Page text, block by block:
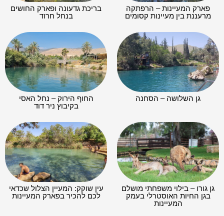
פארק המעיינות – הרפתקה
מרעננת בין מעיינות קסומים
בריכת גדעונה ופארק החושים
בנחל חרוד
גן השלושה – הסחנה
החוף הירוק – נחל האסי
בקיבוץ ניר דוד
גן גורו – בילוי משפחתי מושלם
בגן החיות האוסטרלי בעמק
המעיינות
עין שוקק: המעיין הצלול שכדאי
לכם להכיר בפארק המעיינות